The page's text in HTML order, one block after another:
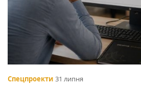
Спецпроекти 31 липня